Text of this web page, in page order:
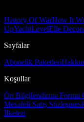
History Of WarHow It
UpYachtLevelElle
Sayfalar
Abonelik Paketleri
Koşullar
Ön Bilgilendirme Formu
Mesafeli Satış Sözleşmesi
İlkeleri